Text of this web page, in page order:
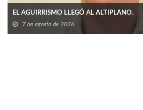
EL AGUIRRISMO LLEGÓ AL ALTIPLANO.
7 de agosto de 2026